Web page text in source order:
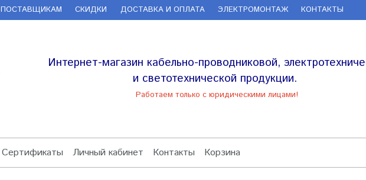
ПОСТАВЩИКАМ СКИДКИ ДОСТАВКА И ОПЛАТА ЭЛЕКТРОМОНТАЖ КОНТАКТЫ
Интернет-магазин кабельно-проводниковой,
и светотехнической продукции.
Работаем только с юридическими лицами!
Сертификаты Личный кабинет Контакты Корзина